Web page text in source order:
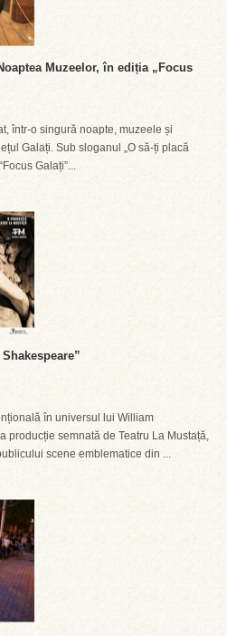
Muzeelor, în ediția „Focus
într-o singură noapte, muzeele și
Galați. Sub sloganul „O să-ți placă
Galați”...
în universul lui William
producție semnată de Teatru La Mustață,
scene emblematice din ...